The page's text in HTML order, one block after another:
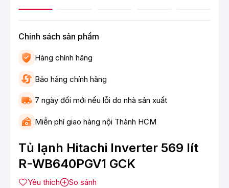
Chinh sách sản phẩm
Hàng chính hãng
Bảo hàng chính hãng
7 ngày đổi mới nếu lỗi do nhà sản xuất
Miễn phí giao hàng nội Thành HCM
Tủ lạnh Hitachi Inverter 569 lít
R-WB640PGV1 GCK
Yêu thích
So sánh